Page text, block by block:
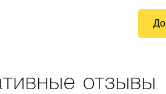
отзывы